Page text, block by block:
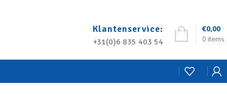
Klantenservice:
+31(0)6 835 403 54 0 items
€0,00